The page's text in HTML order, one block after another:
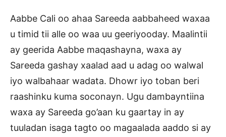
Aabbe Cali oo ahaa Sareeda aabbaheed waxaa
u timid tii alle oo waa uu geeriyooday. Maalintii
ay geerida Aabbe maqashayna, waxa ay
Sareeda gashay xaalad aad u adag oo walwal
iyo walbahaar wadata. Dhowr iyo toban beri
raashinku kuma soconayn. Ugu dambayntiina
waxa ay Sareeda go’aan ku gaartay in ay
tuuladan isaga tagto oo magaalada aaddo si ay